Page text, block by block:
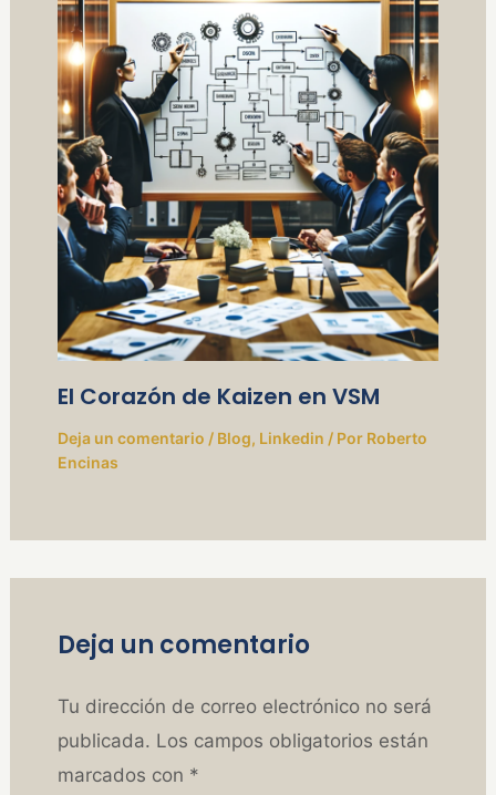
El Corazón de Kaizen en VSM
Deja un comentario / Blog, Linkedin / Por Roberto
Encinas
Deja un comentario
Tu dirección de correo electrónico no será
publicada. Los campos obligatorios están
marcados con *